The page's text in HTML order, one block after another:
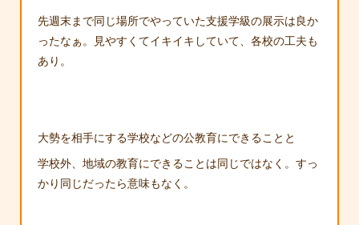
先週末まで同じ場所でやっていた支援学級の展示は良か
ったなぁ。見やすくてイキイキしていて、各校の工夫も
あり。
大勢を相手にする学校などの公教育にできることと
学校外、地域の教育にできることは同じではなく。すっ
かり同じだったら意味もなく。